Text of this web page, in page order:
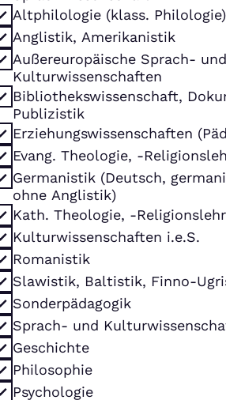
Altphilologie (klass.
Anglistik, Amerikanistik
Außereuropäische Sprach- und
Kulturwissenschaften
Bibliothekswissenschaft,
Publizistik
Erziehungswissenschaften
Evang. Theologie, -
Germanistik (Deutsch,
ohne Anglistik)
Kath. Theologie, -
Kulturwissenschaften i.e.S.
Romanistik
Slawistik, Baltistik, Finno-
Sonderpädagogik
Sprach- und
Geschichte
Philosophie
Psychologie